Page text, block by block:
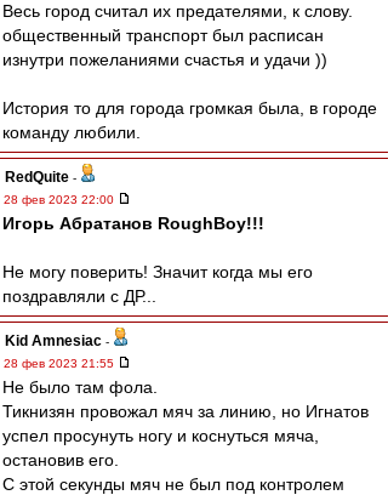
Весь город считал их предателями, к слову.
общественный транспорт был расписан
изнутри пожеланиями счастья и удачи ))
История то для города громкая была, в городе
команду любили.
RedQuite -
28 фев 2023 22:00
Игорь Абратанов RoughBoy!!!
Не могу поверить! Значит когда мы его
поздравляли с ДР...
Kid Amnesiac -
28 фев 2023 21:55
Не было там фола.
Тикнизян провожал мяч за линию, но Игнатов
успел просунуть ногу и коснуться мяча,
остановив его.
С этой секунды мяч не был под контролем